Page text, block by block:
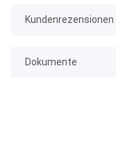
Kundenrezensionen
Dokumente